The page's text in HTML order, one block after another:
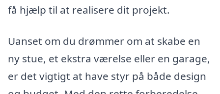
få hjælp til at realisere dit projekt.
Uanset om du drømmer om at skabe en
ny stue, et ekstra værelse eller en garage,
er det vigtigt at have styr på både design